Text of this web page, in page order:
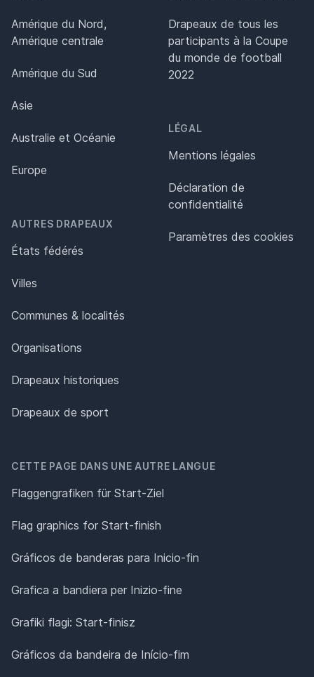
Amérique du Nord,
Amérique centrale
Amérique du Sud
Asie
Australie et Océanie
Europe
AUTRES DRAPEAUX
États fédérés
Villes
Communes & localités
Organisations
Drapeaux historiques
Drapeaux de sport
Drapeaux de tous les
participants à la Coupe
du monde de football
2022
LÉGAL
Mentions légales
Déclaration de
confidentialité
Paramètres des cookies
CETTE PAGE DANS UNE AUTRE LANGUE
Flaggengrafiken für Start-Ziel
Flag graphics for Start-finish
Gráficos de banderas para Inicio-fin
Grafica a bandiera per Inizio-fine
Grafiki flagi: Start-finisz
Gráficos da bandeira de Início-fim